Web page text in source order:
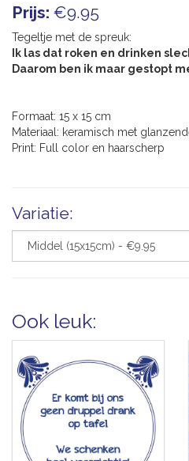
Prijs: €9.95
Tegeltje met de spreuk:
Ik las dat roken en drinken
Daarom ben ik maar gestopt
Formaat: 15 x 15 cm
Materiaal: keramisch met
Print: Full color en haarscherp
Variatie:
Ook leuk: